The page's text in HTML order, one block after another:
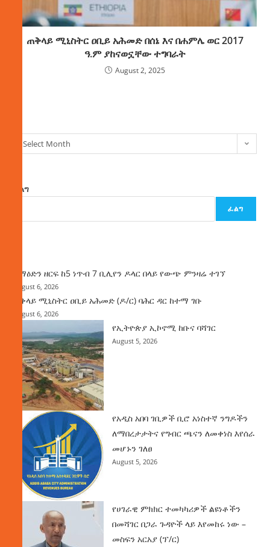
ጠቅላይ ሚኒስትር ዐቢይ አሕመድ በሰኔ እና በሐምሌ ወር 2017
ዓ.ም ያከናወኗቸው ተግባራት
August 2, 2025
Select Month
ፈልግ
ፈልግ
ከማዕድን ዘርፍ ከ5 ነጥብ 7 ቢሊየን ዶላር በላይ የውጭ ምንዛሬ ተገኘ
August 6, 2026
ጠቅላይ ሚኒስትር ዐቢይ አሕመድ (ዶ/ር) ባሕር ዳር ከተማ ገቡ
August 6, 2026
የኢትዮጵያ ኢኮኖሚ ከቡና ባሻገር
August 5, 2026
የአዲስ አበባ ገቢዎች ቢሮ አነስተኛ ንግዶችን
ለማበረታታትና የግብር ጫናን ለመቀነስ እየሰራ
መሆኑን ገለፀ
August 5, 2026
የሀገራዊ ምክክር ተመካካሪዎች ልዩነቶችን
በመሻገር በጋራ ጉዳዮች ላይ እየመከሩ ነው –
መስፍን አርአያ (ፕ/ር)